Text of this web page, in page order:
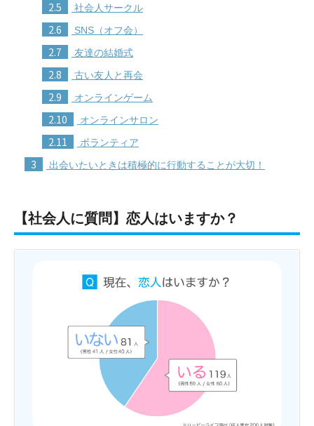
2.5 社会人サークル
2.6 SNS（オフ会）
2.7 友達の結婚式
2.8 古い友人と再会
2.9 オンラインゲーム
2.10 オンラインサロン
2.11 ボランティア
3 出会いたいときは積極的に行動することが大切！
【社会人に質問】恋人はいますか？